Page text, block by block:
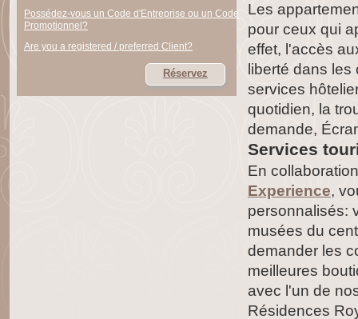
Possédez-vous un Code d'Entreprise ou un Code
Promotionnel?
Are you a registered / preferred Client?
Réservez
Les
pour ceux qui
effet, l'accès
liberté dans
services
quotidien, la
demande,
Services
En
Experience,
personnalisés:
musées du
demander les
meilleures
avec l'un de
Résidences